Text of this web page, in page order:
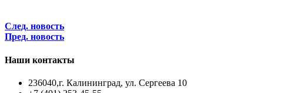
След. новость
Пред. новость
Наши контакты
236040,г. Калининград, ул. Сергеева 10